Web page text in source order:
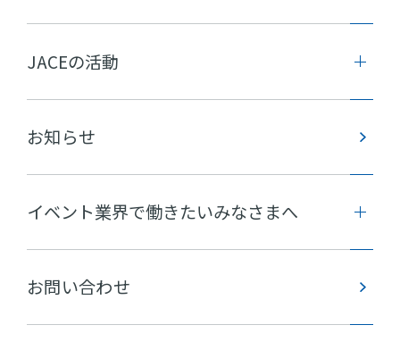
JACEの活動
お知らせ
イベント業界で働きたいみなさまへ
お問い合わせ